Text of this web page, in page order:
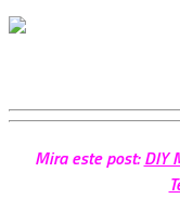
Mira este post:DIY